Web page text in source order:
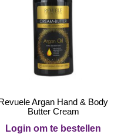
Argan Hand & Body
Butter Cream
Login om te bestellen